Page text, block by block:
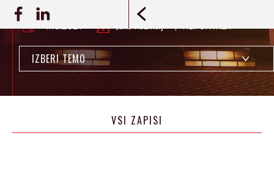
4.10.2021 Jaka Kozmelj
IZBERI TEMO
VSI ZAPISI